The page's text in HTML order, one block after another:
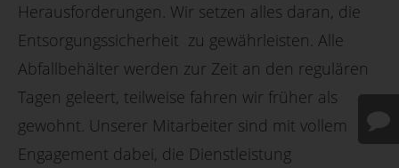
Herausforderungen. Wir setzen alles daran, die
Entsorgungssicherheit zu gewährleisten. Alle
Abfallbehälter werden zur Zeit an den regulären
Tagen geleert, teilweise fahren wir früher als
gewohnt. Unserer Mitarbeiter sind mit vollem
Engagement dabei, die Dienstleistung